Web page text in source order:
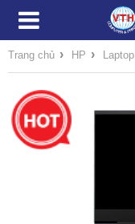
Trang chủ › HP › Laptop